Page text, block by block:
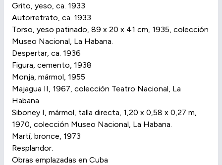
Grito, yeso, ca. 1933
Autorretrato, ca. 1933
Torso, yeso patinado, 89 x 20 x 41 cm, 1935, colección
Museo Nacional, La Habana.
Despertar, ca. 1936
Figura, cemento, 1938
Monja, mármol, 1955
Majagua II, 1967, colección Teatro Nacional, La
Habana.
Siboney I, mármol, talla directa, 1,20 x 0,58 x 0,27 m,
1970, colección Museo Nacional, La Habana.
Martí, bronce, 1973
Resplandor.
Obras emplazadas en Cuba